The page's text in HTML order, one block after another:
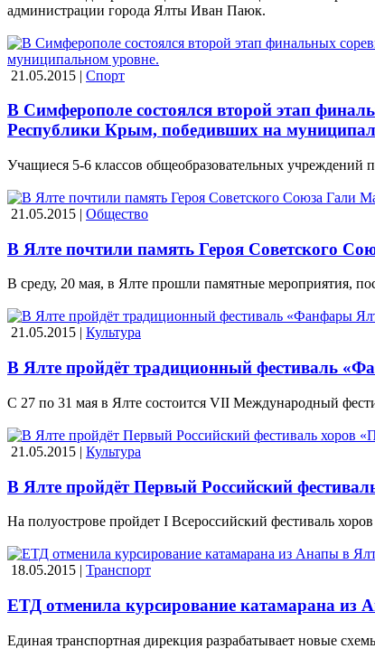
администрации города Ялты Иван Паюк.
21.05.2015 | Спорт
В Симферополе состоялся второй этап
Республики Крым, победивших на
Учащиеся 5-6 классов общеобразовательных учреждений
21.05.2015 | Общество
В Ялте почтили память Героя Советского
В среду, 20 мая, в Ялте прошли памятные мероприятия,
21.05.2015 | Культура
В Ялте пройдёт традиционный фестиваль
С 27 по 31 мая в Ялте состоится VII Международный
21.05.2015 | Культура
В Ялте пройдёт Первый Российский
На полуострове пройдет I Всероссийский фестиваль
18.05.2015 | Транспорт
ЕТД отменила курсирование катамарана из
Единая транспортная дирекция разрабатывает новые